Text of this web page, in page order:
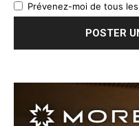
Prévenez-moi de tous